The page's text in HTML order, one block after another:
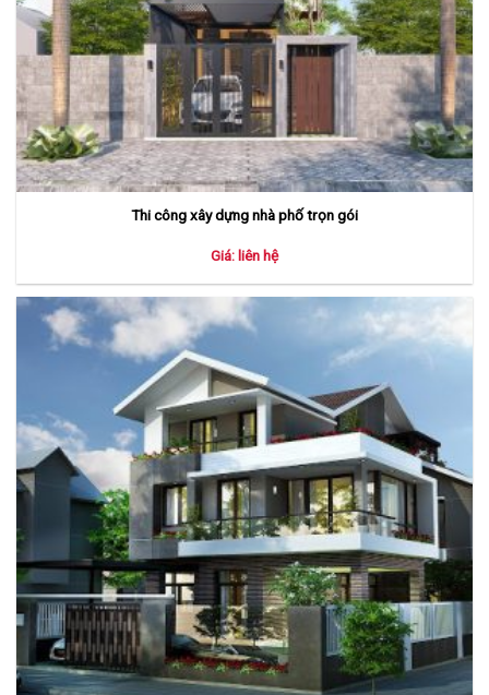
Thi công xây dựng nhà phố trọn gói
Giá: liên hệ